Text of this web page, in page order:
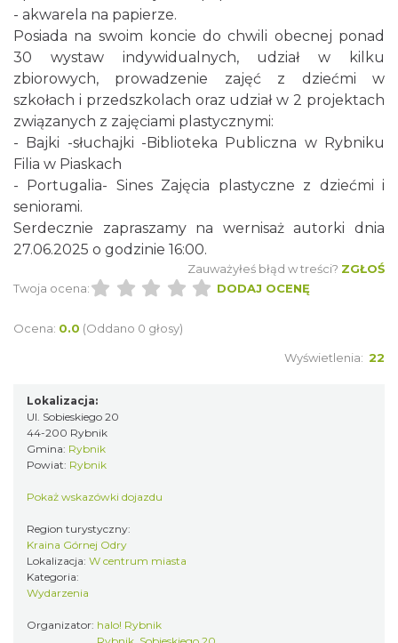
Coś z niczego - organizery z tektury, z
makramy...
Rybnik
0.00 km
DNI OTWARTE w teatrze NA PÓŁ i teatrze
POWROTÓW || REKRUTACJA NA SEZON
Rybnik
11.19 km
- akwarela na papierze.
Posiada na swoim koncie do chwili obecnej ponad
30 wystaw indywidualnych, udział w kilku
zbiorowych, prowadzenie zajęć z dziećmi w
szkołach i przedszkolach oraz udział w 2 projektach
związanych z zajęciami plastycznymi:
- Bajki -słuchajki -Biblioteka Publiczna w Rybniku
Filia w Piaskach
- Portugalia- Sines Zajęcia plastyczne z dziećmi i
seniorami.
Serdecznie zapraszamy na wernisaż autorki dnia
27.06.2025 o godzinie 16:00.
Zauważyłeś błąd w treści? ZGŁOŚ
Twoja ocena:
DODAJ OCENĘ
Ocena: 0.0 (Oddano 0 głosy)
Wyświetlenia: 22
Lokalizacja:
Ul. Sobieskiego 20
44-200 Rybnik
Gmina: Rybnik
Powiat: Rybnik
Pokaż wskazówki dojazdu
Region turystyczny:
Kraina Górnej Odry
Lokalizacja: W centrum miasta
Kategoria:
Wydarzenia
Organizator: halo! Rybnik